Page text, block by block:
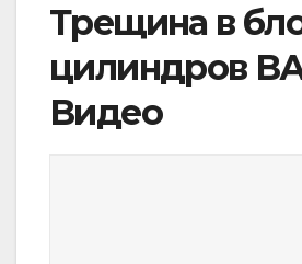
Трещина в
цилиндров
Видео